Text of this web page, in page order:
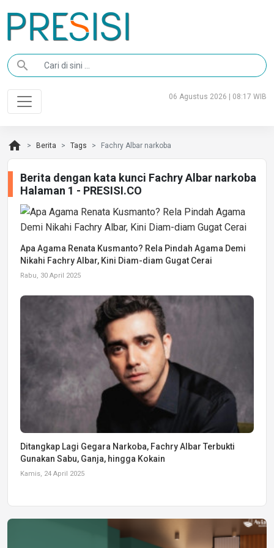
search
06 Agustus 2026 | 08:17 WIB
home Berita Tags Fachry Albar narkoba
Berita dengan kata kunci Fachry Albar narkoba
Halaman 1 - PRESISI.CO
Apa Agama Renata Kusmanto? Rela Pindah Agama Demi
Nikahi Fachry Albar, Kini Diam-diam Gugat Cerai
Rabu, 30 April 2025
Ditangkap Lagi Gegara Narkoba, Fachry Albar Terbukti
Gunakan Sabu, Ganja, hingga Kokain
Kamis, 24 April 2025